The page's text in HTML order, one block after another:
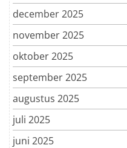
december 2025
november 2025
oktober 2025
september 2025
augustus 2025
juli 2025
juni 2025